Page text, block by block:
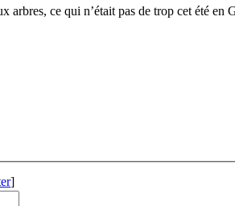
arbres, ce qui n’était pas de trop cet été en
]